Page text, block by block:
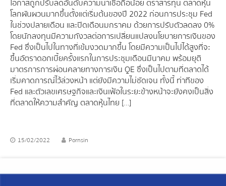
โอกาสถูกปรับลดอันดับความน่าเชื่อถือน้อย ตราสารทุน ตลาดหุ้น
โลกผันผวนมากขึ้นตั้งแต่เริ่มต้นของปี 2022 ก่อนการประชุม Fed
ในช่วงปลายเดือน และปิดเดือนมกราคม ด้วยการปรับตัวลดลง 0%
โดยนักลงทุนมีความกังวลต่อการเปลี่ยนแปลงนโยบายการเงินของ
Fed ซึ่งเป็นไปในทางที่เข้มงวดมากขึ้น โดยมีความเป็นไปได้สูงที่จะ
ขึ้นอัตราดอกเบี้ยครั้งแรกในการประชุมเดือนมีนาคม พร้อมยุติ
มาตรการการผ่อนคลายทางการเงิน QE ซึ่งเป็นไปตามที่ตลาดได้
เริ่มคาดการณ์ไว้ล่วงหน้า แต่ยังมีความไม่ชัดเจน ทั้งนี้ ท่าทีของ
Fed และตัวเลขเศรษฐกิจและเงินเฟ้อในระยะข้างหน้าจะยังคงเป็นสิ่ง
ที่ตลาดให้ความสำคัญ ตลาดหุ้นไทย […]
15/02/2022 Pornsin